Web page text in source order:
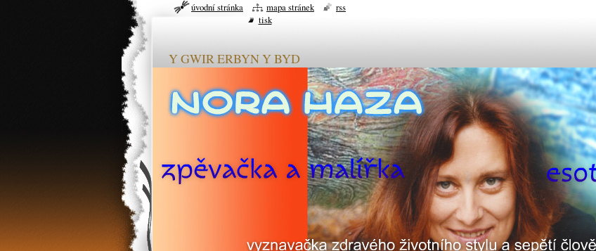
Y GWIR ERBYN Y BYD
úvodní stránka mapa stránek
rss
tisk